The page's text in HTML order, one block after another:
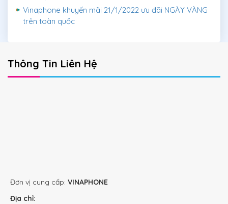
Vinaphone khuyến mãi 21/1/2022 ưu đãi NGÀY VÀNG
trên toàn quốc
Thông Tin Liên Hệ
Đơn vị cung cấp: VINAPHONE
Địa chỉ: